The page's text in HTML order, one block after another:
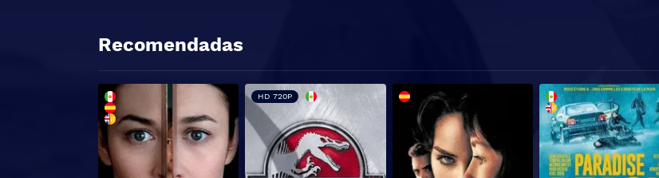
Recomendadas
HD 720P